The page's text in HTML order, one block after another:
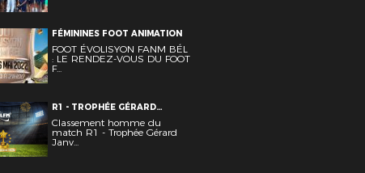
FÉMININES FOOT ANIMATION
FOOT ÉVOLISYON FANM BÉL
: LE RENDEZ-VOUS DU FOOT
F...
R1 - TROPHÉE GÉRARD
JANVION SENIORS
Classement homme du
match R1 - Trophée Gérard
Janv...